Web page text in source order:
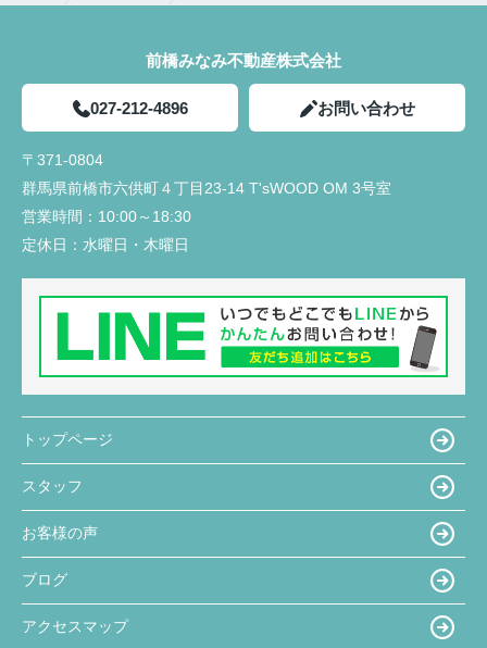
前橋みなみ不動産株式会社
027-212-4896 お問い合わせ
〒371-0804
群馬県前橋市六供町４丁目23‐14 T'sWOOD OM 3号室
営業時間： 10:00～18:30
定休日： 水曜日・木曜日
トップページ
スタッフ
お客様の声
ブログ
アクセスマップ